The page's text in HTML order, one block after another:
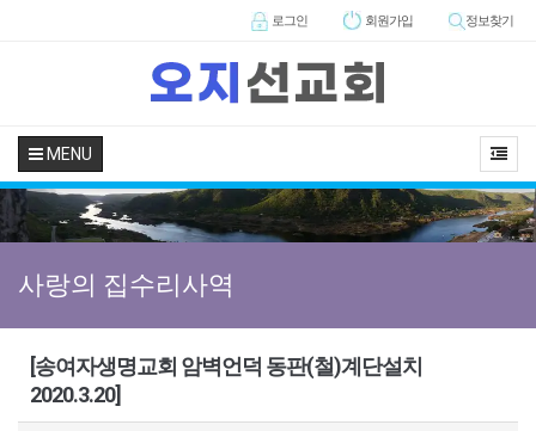
로그인 회원가입 정보찾기
MENU
사랑의 집수리사역
[송여자생명교회 암벽언덕 동판(철)계단설치
2020.3.20]